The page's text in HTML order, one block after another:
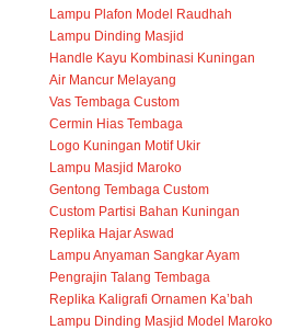
Lampu Plafon Model Raudhah
Lampu Dinding Masjid
Handle Kayu Kombinasi Kuningan
Air Mancur Melayang
Vas Tembaga Custom
Cermin Hias Tembaga
Logo Kuningan Motif Ukir
Lampu Masjid Maroko
Gentong Tembaga Custom
Custom Partisi Bahan Kuningan
Replika Hajar Aswad
Lampu Anyaman Sangkar Ayam
Pengrajin Talang Tembaga
Replika Kaligrafi Ornamen Ka’bah
Lampu Dinding Masjid Model Maroko